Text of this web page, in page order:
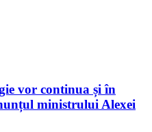
vor continua și în
ministrului Alexei